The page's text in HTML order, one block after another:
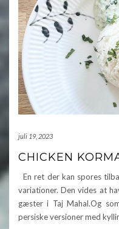
juli 19, 2023
CHICKEN
En ret der kan spores
variationer. Den vides at
gæster i Taj Mahal.Og
persiske versioner med